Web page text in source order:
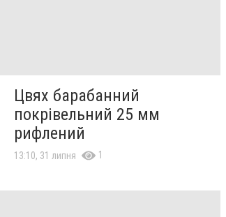
Цвях барабанний
покрівельний 25 мм
рифлений
13:10, 31 липня 1